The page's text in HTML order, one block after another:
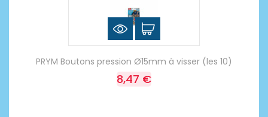
PRYM Boutons pression Ø15mm à visser (les 10)
8,47 €